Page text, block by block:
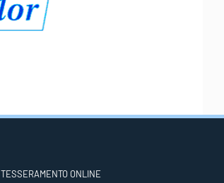
TESSERAMENTO ONLINE